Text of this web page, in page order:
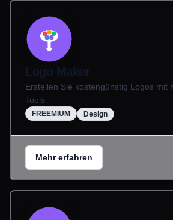
Logo Maker
Erstellen Sie kostengünstig Logos mit
Tools.
FREEMIUM Design
Mehr erfahren